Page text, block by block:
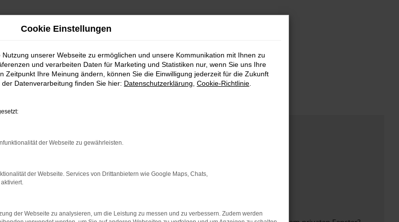
Cookie Einstellungen
unserer Webseite zu ermöglichen und unsere Kommunikation mit Ihnen zu
und verarbeiten Daten für Marketing und Statistiken nur, wenn Sie uns Ihre
Zeitpunkt Ihre Meinung ändern, können Sie die Einwilligung jederzeit für die Zukunft
Datenverarbeitung finden Sie hier: Datenschutzerklärung Cookie-Richtlinie
der Webseite zu gewährleisten.
der Webseite. Services von Drittanbietern wie Google Maps, Chats,
der Webseite zu analysieren, um die Leistung zu messen und zu verbessern. Zudem werden